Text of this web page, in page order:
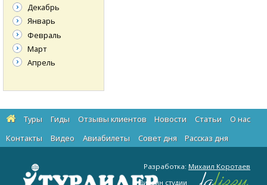
Декабрь
Январь
Февраль
Март
Апрель
Туры Гиды Отзывы клиентов Новости Статьи
О нас
Контакты
Видео Авиабилеты Cовет дня Рассказ дня
Разработка: Михаил Коротаев
Дизайн студии